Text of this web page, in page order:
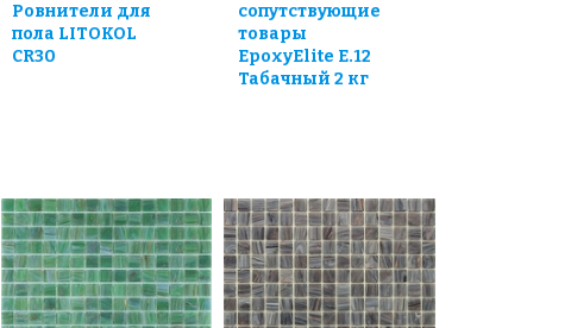
Ровнители для
пола LITOKOL
CR30
сопутствующие
товары
EpoxyElite E.12
Табачный 2 кг